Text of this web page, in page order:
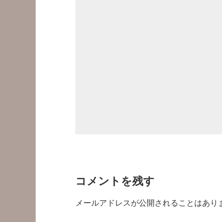
コメントを残す
メールアドレスが公開されることはあり